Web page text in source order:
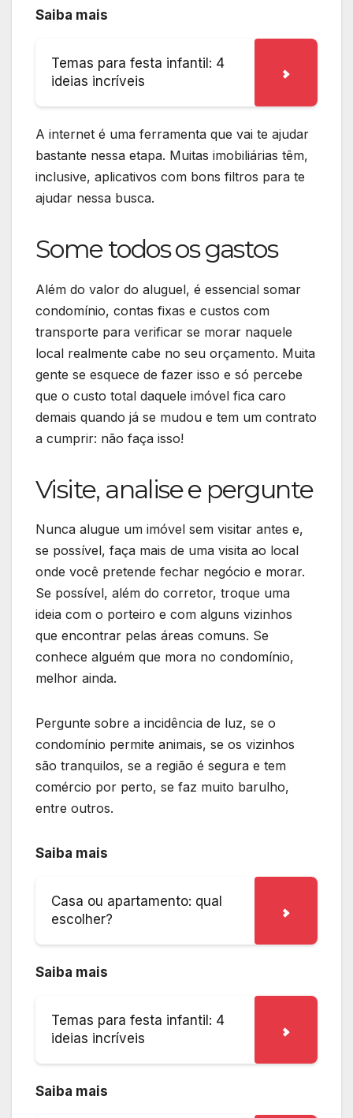
Saiba mais
Temas para festa infantil: 4
ideias incríveis
A internet é uma ferramenta que vai te ajudar
bastante nessa etapa. Muitas imobiliárias têm,
inclusive, aplicativos com bons filtros para te
ajudar nessa busca.
Some todos os gastos
Além do valor do aluguel, é essencial somar
condomínio, contas fixas e custos com
transporte para verificar se morar naquele
local realmente cabe no seu orçamento. Muita
gente se esquece de fazer isso e só percebe
que o custo total daquele imóvel fica caro
demais quando já se mudou e tem um contrato
a cumprir: não faça isso!
Visite, analise e pergunte
Nunca alugue um imóvel sem visitar antes e,
se possível, faça mais de uma visita ao local
onde você pretende fechar negócio e morar.
Se possível, além do corretor, troque uma
ideia com o porteiro e com alguns vizinhos
que encontrar pelas áreas comuns. Se
conhece alguém que mora no condomínio,
melhor ainda.
Pergunte sobre a incidência de luz, se o
condomínio permite animais, se os vizinhos
são tranquilos, se a região é segura e tem
comércio por perto, se faz muito barulho,
entre outros.
Saiba mais
Casa ou apartamento: qual
escolher?
Saiba mais
Temas para festa infantil: 4
ideias incríveis
Saiba mais